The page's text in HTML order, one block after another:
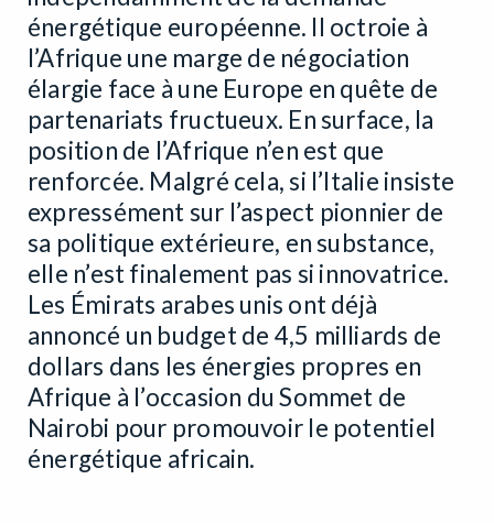
énergétique européenne. Il octroie à
l’Afrique une marge de négociation
élargie face à une Europe en quête de
partenariats fructueux. En surface, la
position de l’Afrique n’en est que
renforcée. Malgré cela, si l’Italie insiste
expressément sur l’aspect pionnier de
sa politique extérieure, en substance,
elle n’est finalement pas si innovatrice.
Les Émirats arabes unis ont déjà
annoncé un budget de 4,5 milliards de
dollars dans les énergies propres en
Afrique à l’occasion du Sommet de
Nairobi pour promouvoir le potentiel
énergétique africain.